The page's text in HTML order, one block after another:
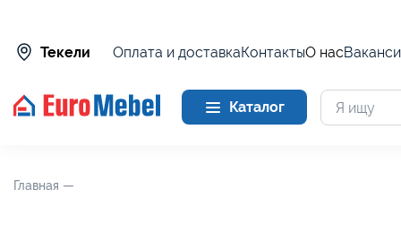
Текели Оплата и доставкаКонтактыО нас
Каталог
Главная —